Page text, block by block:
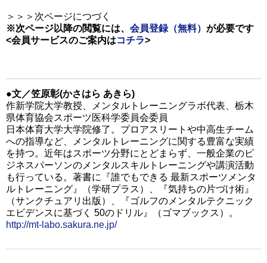
＞＞＞次ページにつづく
※次ページ以降の閲覧には、 会員登録（無料） が必要です
<会員サービスのご案内はコチラ>
●文／笠原彰(かさはら あきら)
作新学院大学教授、メンタルトレーニングラボ代表、栃木
県体育協会スポーツ医科学委員会委員
日本体育大学大学院修了。プロアスリートや中高生チーム
への指導など、メンタルトレーニングに関する豊富な実績
を持つ。近年はスポーツ分野にとどまらず、一般企業のビ
ジネスパーソンのメンタルスキルトレーニングや講演活動
も行っている。著書に『誰でもできる 最新スポーツメンタ
ルトレーニング』（学研プラス）、『気持ちの片づけ術』
（サンクチュアリ出版）、『ゴルフのメンタルテクニック
エビデンスに基づく 50のドリル』（ゴマブックス）。
http://mt-labo.sakura.ne.jp/